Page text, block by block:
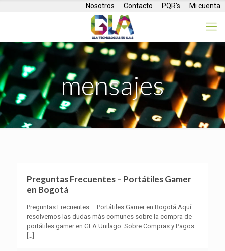
Nosotros Contacto PQR's Mi cuenta
mensajes
Preguntas Frecuentes – Portátiles Gamer
en Bogotá
Preguntas Frecuentes – Portátiles Gamer en Bogotá Aquí
resolvemos las dudas más comunes sobre la compra de
portátiles gamer en GLA Unilago. Sobre Compras y Pagos
[…]